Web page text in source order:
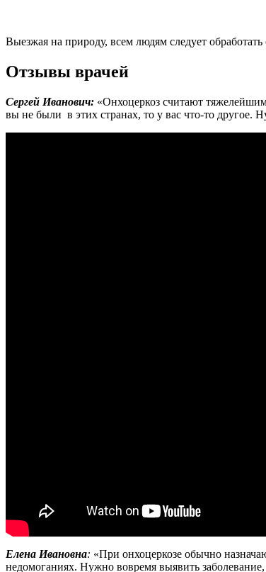
Выезжая на природу, всем людям следует
Отзывы врачей
Сергей Иванович: «Онхоцеркоз считают
вы не были в этих странах, то у вас что-то другое.
Елена Ивановна: «При онхоцеркозе обычно
недомоганиях. Нужно вовремя выявить